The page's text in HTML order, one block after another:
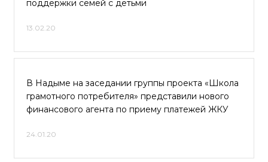
поддержки семей с детьми
13.02.20
В Надыме на заседании группы проекта «Школа
грамотного потребителя» представили нового
финансового агента по приему платежей ЖКУ
24.01.20